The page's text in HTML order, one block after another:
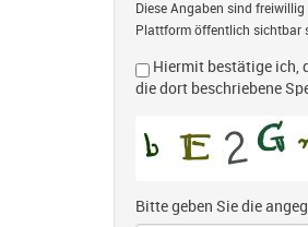
Diese Angaben sind
Plattform öffentlich sichtbar
Hiermit bestätige ich,
die dort beschriebene
Bitte geben Sie die